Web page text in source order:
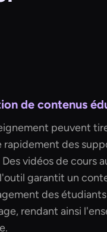
de contenus
peuvent
des
vidéos de cours
garantit un
des
rendant ainsi